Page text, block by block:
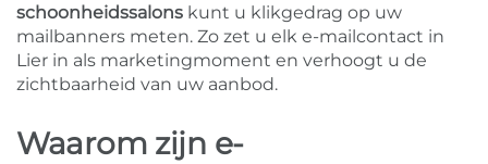
schoonheidssalons kunt u klikgedrag op uw
mailbanners meten. Zo zet u elk e-mailcontact in
Lier in als marketingmoment en verhoogt u de
zichtbaarheid van uw aanbod.
Waarom zijn e-